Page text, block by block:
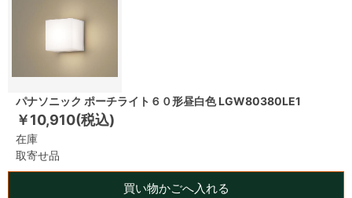
パナソニック ポーチライト６０形昼白色 LGW80380LE1
￥10,910(税込)
在庫
取寄せ品
買い物かごへ入れる